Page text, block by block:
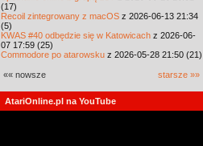
(17)
Recoil zintegrowany z macOS z 2026-06-13 21:34
(5)
KWAS #40 odbędzie się w Katowicach z 2026-06-
07 17:59 (25)
Commodore po atarowsku z 2026-05-28 21:50 (21)
«« nowsze starsze »»
AtariOnline.pl na YouTube